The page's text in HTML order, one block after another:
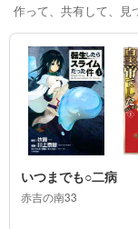
作って、共有して、見
いつまでも○二病
赤吉の南33